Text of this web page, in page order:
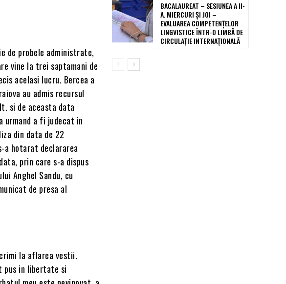
de probele administrate,
vine la trei saptamani de
acelasi lucru. Bercea a
au admis recursul
si de aceasta data
urmand a fi judecat in
din data de 22
a hotarat declararea
prin care s-a dispus
Anghel Sandu, cu
de presa al
la aflarea vestii.
pus in libertate si
BACALAUREAT – SESIUNEA A II-
A. MIERCURI ȘI JOI –
EVALUAREA COMPETENȚELOR
LINGVISTICE ÎNTR-O LIMBĂ DE
CIRCULAȚIE INTERNAȚIONALĂ